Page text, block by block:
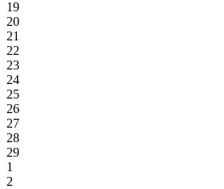
19
20
21
22
23
24
25
26
27
28
29
1
2